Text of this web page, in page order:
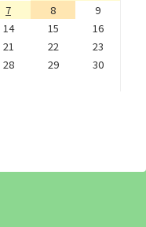
7 8
9
14 15
16
21 22
23
28 29
30